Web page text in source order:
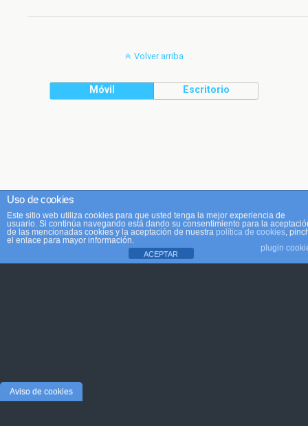
Volver arriba
Móvil Escritorio
Uso de cookies
Este sitio web utiliza cookies para que usted tenga la mejor experiencia de
usuario. Si continúa navegando está dando su consentimiento para la
de las mencionadas cookies y la aceptación de nuestra política de cookies,
el enlace para mayor información.
plugin
ACEPTAR
Aviso de cookies